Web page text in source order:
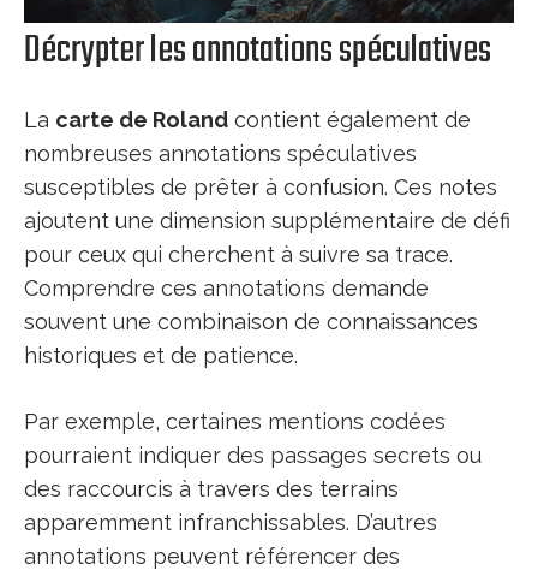
Décrypter les annotations spéculatives
La carte de Roland contient également de
nombreuses annotations spéculatives
susceptibles de prêter à confusion. Ces notes
ajoutent une dimension supplémentaire de défi
pour ceux qui cherchent à suivre sa trace.
Comprendre ces annotations demande
souvent une combinaison de connaissances
historiques et de patience.
Par exemple, certaines mentions codées
pourraient indiquer des passages secrets ou
des raccourcis à travers des terrains
apparemment infranchissables. D’autres
annotations peuvent référencer des